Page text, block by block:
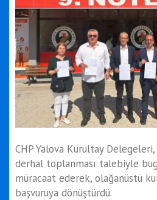
CHP Yalova Kurultay
derhal toplanması talebiyle
müracaat ederek, olağanüstü
başvuruya dönüştürdü.